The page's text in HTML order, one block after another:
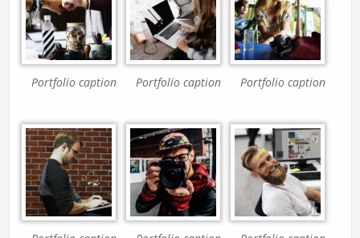
Portfolio caption Portfolio caption Portfolio caption